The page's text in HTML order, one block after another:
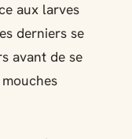
aux larves
derniers se
avant de se